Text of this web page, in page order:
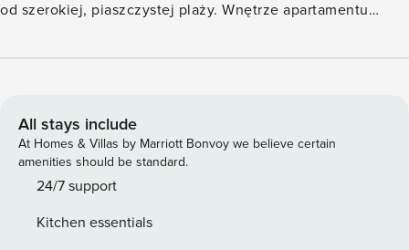
od szerokiej, piaszczystej plaży. Wnętrze apartamentu
ciepłą, przytulną atmosferę i komfortowy wypoczynek
parterze znajduje się przestronny salon z częścią
wypoczynkową, rozkładaną sofą dla dwóch osób oraz
jadalnią. W pełni wyposażona kuchnia pozwala na
swobodne przygotowywanie posiłków, a duże okna
jasny i przytulny charakter wnętrza. Na piętrze mieści się
All stays include
At Homes & Villas by Marriott Bonvoy we believe certain
amenities should be standard.
24/7 support
Kitchen essentials